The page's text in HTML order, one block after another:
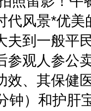
代风景*优
夫到一般平
参观人参公
效、其保健
钟）和护肝